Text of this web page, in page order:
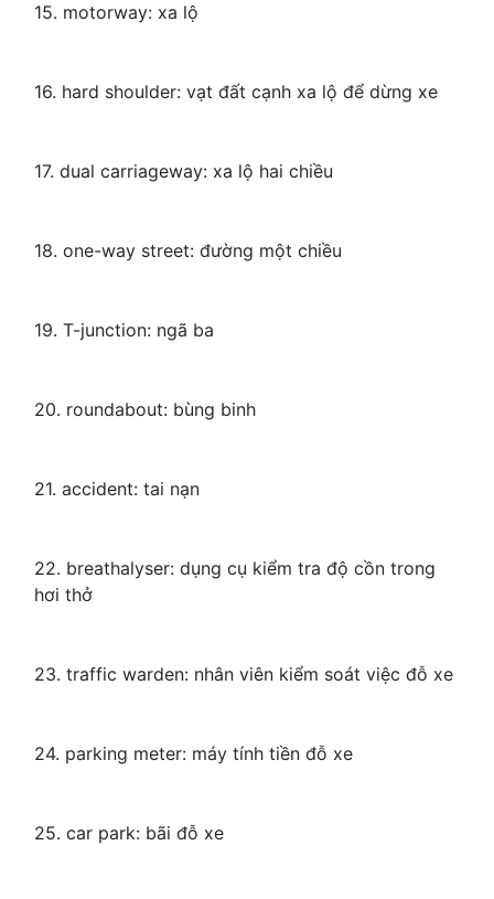
15. motorway: xa lộ
16. hard shoulder: vạt đất cạnh xa lộ để dừng xe
17. dual carriageway: xa lộ hai chiều
18. one-way street: đường một chiều
19. T-junction: ngã ba
20. roundabout: bùng binh
21. accident: tai nạn
22. breathalyser: dụng cụ kiểm tra độ cồn trong
hơi thở
23. traffic warden: nhân viên kiểm soát việc đỗ xe
24. parking meter: máy tính tiền đỗ xe
25. car park: bãi đỗ xe